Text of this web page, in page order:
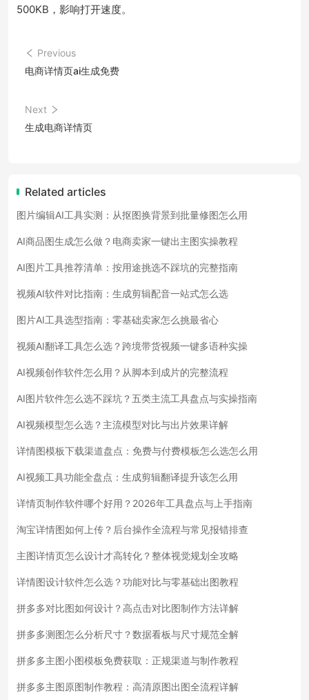
500KB，影响打开速度。
Previous
电商详情页ai生成免费
Next
生成电商详情页
Related articles
图片编辑AI工具实测：从抠图换背景到批量修图怎么用
AI商品图生成怎么做？电商卖家一键出主图实操教程
AI图片工具推荐清单：按用途挑选不踩坑的完整指南
视频AI软件对比指南：生成剪辑配音一站式怎么选
图片AI工具选型指南：零基础卖家怎么挑最省心
视频AI翻译工具怎么选？跨境带货视频一键多语种实操
AI视频创作软件怎么用？从脚本到成片的完整流程
AI图片软件怎么选不踩坑？五类主流工具盘点与实操指南
AI视频模型怎么选？主流模型对比与出片效果详解
详情图模板下载渠道盘点：免费与付费模板怎么选怎么用
AI视频工具功能全盘点：生成剪辑翻译提升该怎么用
详情页制作软件哪个好用？2026年工具盘点与上手指南
淘宝详情图如何上传？后台操作全流程与常见报错排查
主图详情页怎么设计才高转化？整体视觉规划全攻略
详情图设计软件怎么选？功能对比与零基础出图教程
拼多多对比图如何设计？高点击对比图制作方法详解
拼多多测图怎么分析尺寸？数据看板与尺寸规范全解
拼多多主图小图模板免费获取：正规渠道与制作教程
拼多多主图原图制作教程：高清原图出图全流程详解